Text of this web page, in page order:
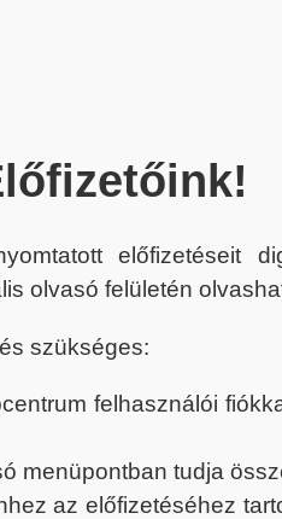
előfizetéseit
olvasó felületén
szükséges:
felhasználói
menüpontban tudja
az előfizetéséhez